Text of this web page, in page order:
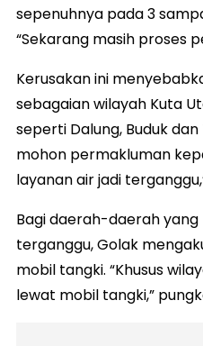
sepenuhnya pada 3
“Sekarang masih proses
Kerusakan ini
sebagaian wilayah Kuta
seperti Dalung, Buduk
mohon permakluman
layanan air jadi
Bagi daerah-daerah
terganggu, Golak
mobil tangki. “Khusus
lewat mobil tangki,”